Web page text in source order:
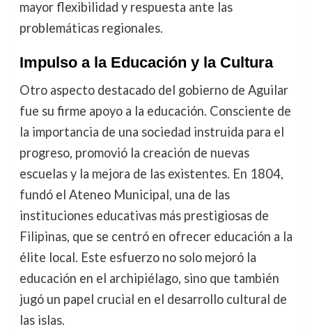
mayor flexibilidad y respuesta ante las
problemáticas regionales.
Impulso a la Educación y la Cultura
Otro aspecto destacado del gobierno de Aguilar
fue su firme apoyo a la educación. Consciente de
la importancia de una sociedad instruida para el
progreso, promovió la creación de nuevas
escuelas y la mejora de las existentes. En 1804,
fundó el Ateneo Municipal, una de las
instituciones educativas más prestigiosas de
Filipinas, que se centró en ofrecer educación a la
élite local. Este esfuerzo no solo mejoró la
educación en el archipiélago, sino que también
jugó un papel crucial en el desarrollo cultural de
las islas.